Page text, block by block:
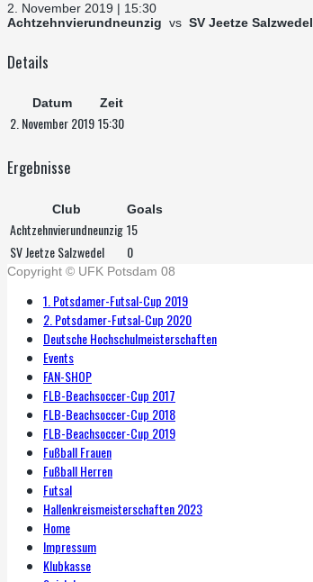
2. November 2019 | 15:30
Achtzehnvierundneunzig vs SV Jeetze Salzwedel
Details
Datum Zeit
2. November 201915:30
Ergebnisse
Club Goals
Achtzehnvierundneunzig15
SV Jeetze Salzwedel
0
Copyright © UFK Potsdam 08
1. Potsdamer-Futsal-Cup 2019
2. Potsdamer-Futsal-Cup 2020
Deutsche Hochschulmeisterschaften
Events
FAN-SHOP
FLB-Beachsoccer-Cup 2017
FLB-Beachsoccer-Cup 2018
FLB-Beachsoccer-Cup 2019
Fußball Frauen
Fußball Herren
Futsal
Hallenkreismeisterschaften 2023
Home
Impressum
Klubkasse